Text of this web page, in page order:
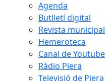
Agenda
Butlletí digital
Revista municipal
Hemeroteca
Canal de Youtube
Ràdio Piera
Televisió de Piera